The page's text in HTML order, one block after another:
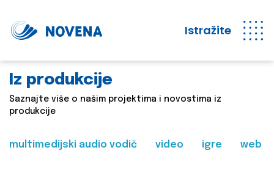
Istražite
Iz produkcije
Saznajte više o našim projektima i novostima iz
produkcije
multimedijski audio vodič video igre web